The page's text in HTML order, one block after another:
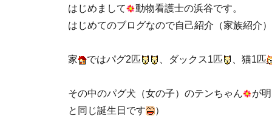
はじめまして
動物看護士の浜谷です。
はじめてのブログなので自己紹介（家族紹介
家 ではパグ2匹 、ダックス1匹 、猫1匹
その中のパグ犬（女の子）のテンちゃん
が
と同じ誕生日です
）